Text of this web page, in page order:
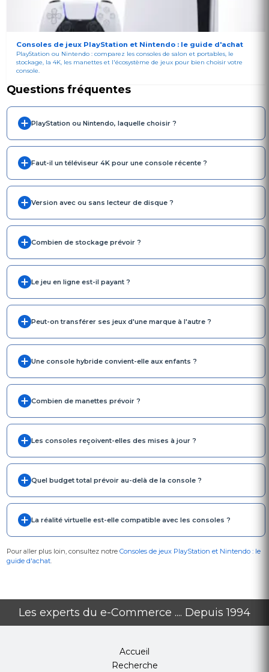
Consoles de jeux PlayStation et Nintendo : le guide d'achat
PlayStation ou Nintendo : comparez les consoles de salon et portables, le
stockage, la 4K, les manettes et l'écosystème de jeux pour bien choisir votre
console.
Questions fréquentes
PlayStation ou Nintendo, laquelle choisir ?
Faut-il un téléviseur 4K pour une console récente ?
Version avec ou sans lecteur de disque ?
Combien de stockage prévoir ?
Le jeu en ligne est-il payant ?
Peut-on transférer ses jeux d'une marque à l'autre ?
Une console hybride convient-elle aux enfants ?
Combien de manettes prévoir ?
Les consoles reçoivent-elles des mises à jour ?
Quel budget total prévoir au-delà de la console ?
La réalité virtuelle est-elle compatible avec les consoles ?
Pour aller plus loin, consultez notre Consoles de jeux PlayStation et Nintendo : le
guide d'achat.
Les experts du e-Commerce .... Depuis 1994
Accueil
Recherche